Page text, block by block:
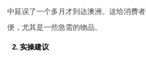
中延误了一个多月才到达澳洲。这给消费
便，尤其是一些急需的物品。
2. 实操建议